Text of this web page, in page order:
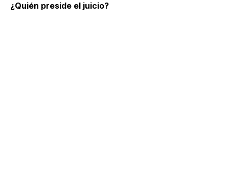
¿Quién preside el juicio?